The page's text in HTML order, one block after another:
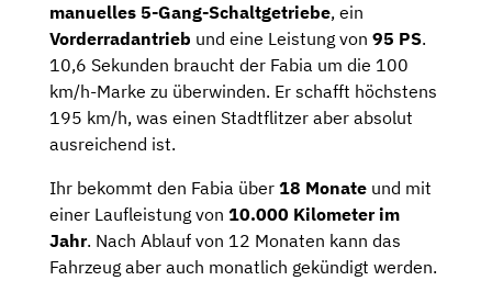
manuelles 5-Gang-Schaltgetriebe, ein
Vorderradantrieb und eine Leistung von 95 PS.
10,6 Sekunden braucht der Fabia um die 100
km/h-Marke zu überwinden. Er schafft höchstens
195 km/h, was einen Stadtflitzer aber absolut
ausreichend ist.
Ihr bekommt den Fabia über 18 Monate und mit
einer Laufleistung von 10.000 Kilometer im
Jahr. Nach Ablauf von 12 Monaten kann das
Fahrzeug aber auch monatlich gekündigt werden.